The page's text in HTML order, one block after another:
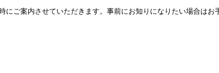
にご案内させていただきます。事前にお知りになりたい場合はお